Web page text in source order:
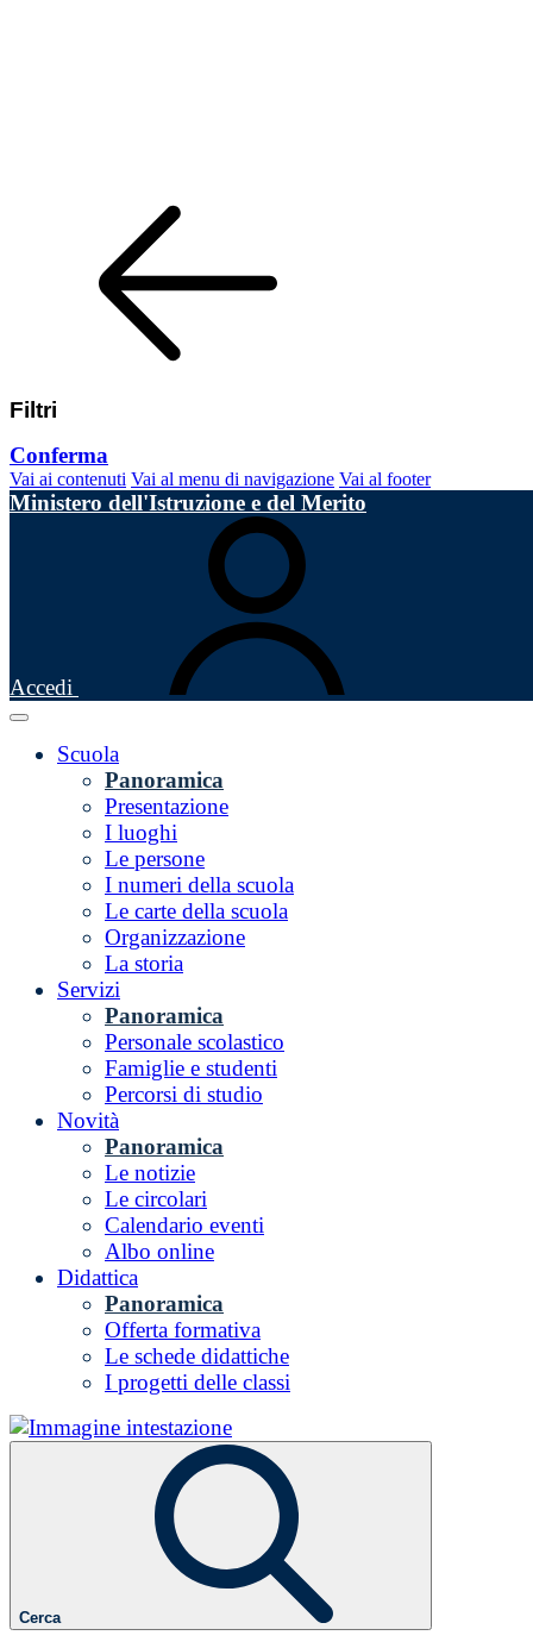
Filtri
Conferma
Vai ai contenuti Vai al menu di navigazione Vai al footer
Ministero dell'Istruzione e del Merito
Accedi
Scuola
Panoramica
Presentazione
I luoghi
Le persone
I numeri della scuola
Le carte della scuola
Organizzazione
La storia
Servizi
Panoramica
Personale scolastico
Famiglie e studenti
Percorsi di studio
Novità
Panoramica
Le notizie
Le circolari
Calendario eventi
Albo online
Didattica
Panoramica
Offerta formativa
Le schede didattiche
I progetti delle classi
Cerca